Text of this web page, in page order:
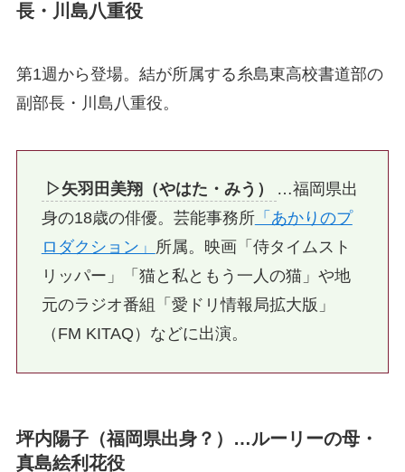
長・川島八重役
第1週から登場。結が所属する糸島東高校書道部の
副部長・川島八重役。
▷矢羽田美翔（やはた・みう）
…福岡県出
身の18歳の俳優。芸能事務所「あかりのプ
ロダクション」 所属。映画「侍タイムスト
リッパー」「猫と私ともう一人の猫」や地
元のラジオ番組「愛ドリ情報局拡大版」
（FM KITAQ）などに出演。
坪内陽子（福岡県出身？）…ルーリーの母・
真島絵利花役